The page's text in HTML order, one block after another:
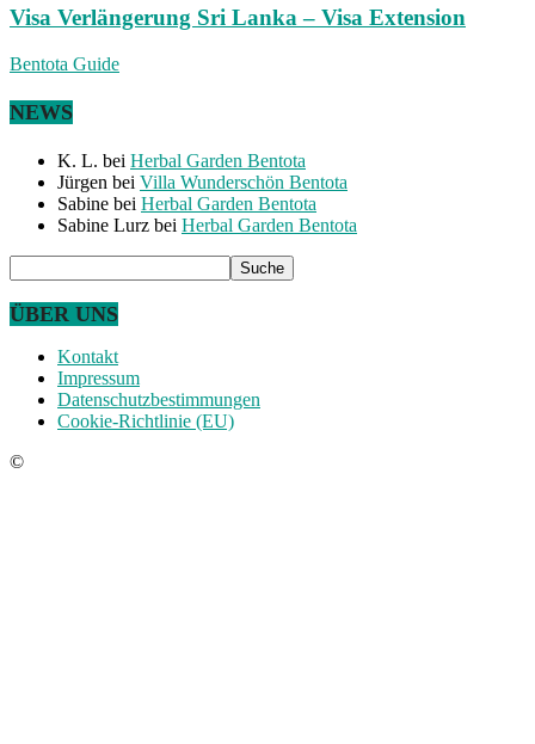
Visa Verlängerung Sri Lanka – Visa Extension
Bentota Guide
NEWS
K. L. bei Herbal Garden Bentota
Jürgen bei Villa Wunderschön Bentota
Sabine bei Herbal Garden Bentota
Sabine Lurz bei Herbal Garden Bentota
ÜBER UNS
Kontakt
Impressum
Datenschutzbestimmungen
Cookie-Richtlinie (EU)
©